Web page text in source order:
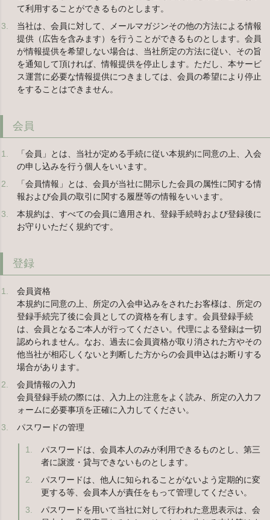
て利用することができるものとします。
当社は、会員に対して、メールマガジンその他の方法による情報
提供（広告を含みます）を行うことができるものとします。会員
が情報提供を希望しない場合は、当社所定の方法に従い、その旨
を通知して頂ければ、情報提供を停止します。ただし、本サービ
ス運営に必要な情報提供につきましては、会員の希望により停止
をすることはできません。
会員
「会員」とは、当社が定める手続に従い本規約に同意の上、入会
の申し込みを行う個人をいいます。
「会員情報」とは、会員が当社に開示した会員の属性に関する情
報および会員の取引に関する履歴等の情報をいいます。
本規約は、すべての会員に適用され、登録手続時および登録後に
お守りいただく規約です。
登録
会員資格
本規約に同意の上、所定の入会申込みをされたお客様は、所定の
登録手続完了後に会員としての資格を有します。会員登録手続
は、会員となるご本人が行ってください。代理による登録は一切
認められません。なお、過去に会員資格が取り消された方やその
他当社が相応しくないと判断した方からの会員申込はお断りする
場合があります。
会員情報の入力
会員登録手続の際には、入力上の注意をよく読み、所定の入力フ
ォームに必要事項を正確に入力してください。
パスワードの管理
パスワードは、会員本人のみが利用できるものとし、第三
者に譲渡・貸与できないものとします。
パスワードは、他人に知られることがないよう定期的に変
更する等、会員本人が責任をもって管理してください。
パスワードを用いて当社に対して行われた意思表示は、会